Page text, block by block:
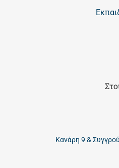
Κανάρη 9 &